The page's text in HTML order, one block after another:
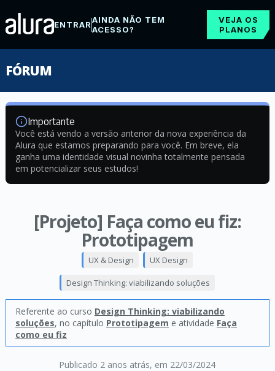
ENTRARAINDA NÃO TEM
ACESSO?
VEJA OS
PLANOS
FÓRUM
Importante
Você está vendo a versão anterior da nova experiência da
Alura que estamos preparando para você. Em breve, ela
ganha uma identidade visual novinha totalmente pensada
em potencializar seus estudos!
[Projeto] Faça como eu fiz:
Prototipagem
Publicado 2 anos atrás, em 22/03/2024
UX & Design UX Design
Design Thinking: viabilizando soluções
Referente ao curso Design Thinking: viabilizando
soluções, no capítulo Prototipagem e atividade Faça
como eu fiz